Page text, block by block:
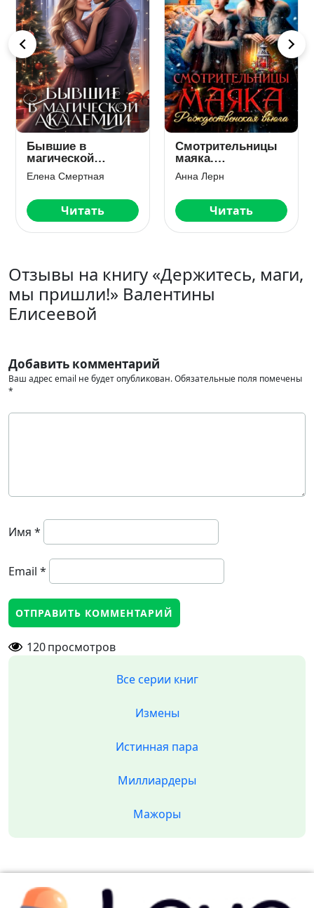
В объятьях
страха, или За
котом на край
Вселенной
Мария Лунёва
Читать
День Проклятого
Валентина
Инна Инфинити
Читать
Отзывы на книгу «Держитесь, маги,
мы пришли!» Валентины
Елисеевой
Добавить комментарий
Ваш адрес email не будет опубликован.Обязательные поля помечены
*
Имя *
Email *
120просмотров
Все серии книг
Измены
Истинная пара
Миллиардеры
Мажоры